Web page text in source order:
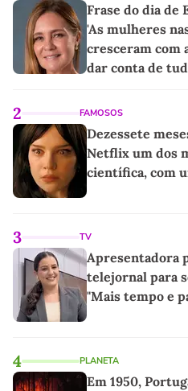
Frase do dia de
'As mulheres
cresceram com
dar conta de
2 FAMOSOS
Dezessete
Netflix um dos
científica, com
3 TV
Apresentadora
telejornal para
"Mais tempo e
4 PLANETA
Em 1950,